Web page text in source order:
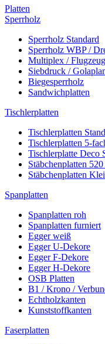
Platten
Sperrholz
Sperrholz Standard
Sperrholz WBP /
Multiplex /
Siebdruck /
Biegesperrholz
Sandwichplatten
Tischlerplatten
Tischlerplatten
Tischlerplatten 5-
Tischlerplatte Deco
Stäbchenplatten
Stäbchenplatten
Spanplatten
Spanplatten roh
Spanplatten furniert
Egger weiß
Egger U-Dekore
Egger F-Dekore
Egger H-Dekore
OSB Platten
B1 / Krono /
Echtholzkanten
Kunststoffkanten
Faserplatten